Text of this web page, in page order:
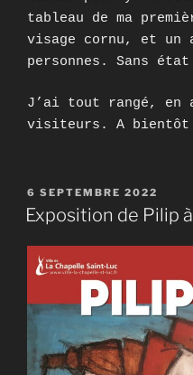
tableau de ma
visage cornu, et
personnes. Sans
J’ai tout rangé, en
visiteurs. A bientôt
PUBLIÉ
LE
6 SEPTEMBRE 2022
Exposition de Pilip